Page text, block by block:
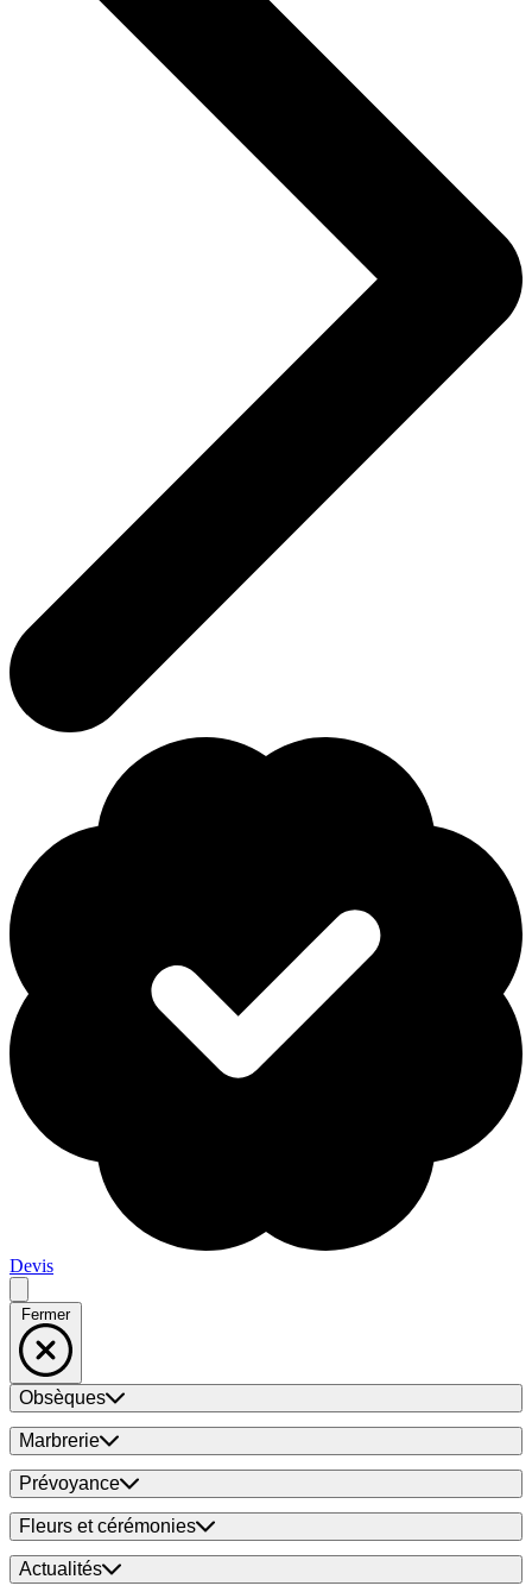
Devis
Fermer
Obsèques
Marbrerie
Prévoyance
Fleurs et cérémonies
Actualités